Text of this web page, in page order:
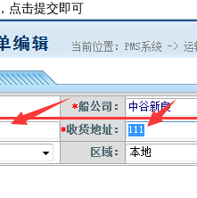
点击提交即可